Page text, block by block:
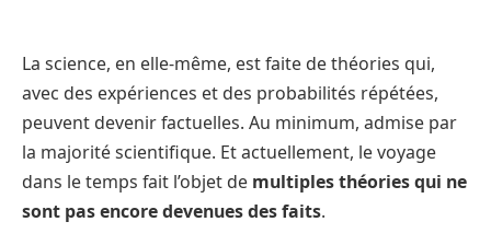
La science, en elle-même, est faite de théories qui,
avec des expériences et des probabilités répétées,
peuvent devenir factuelles. Au minimum, admise par
la majorité scientifique. Et actuellement, le voyage
dans le temps fait l’objet de multiples théories qui ne
sont pas encore devenues des faits.